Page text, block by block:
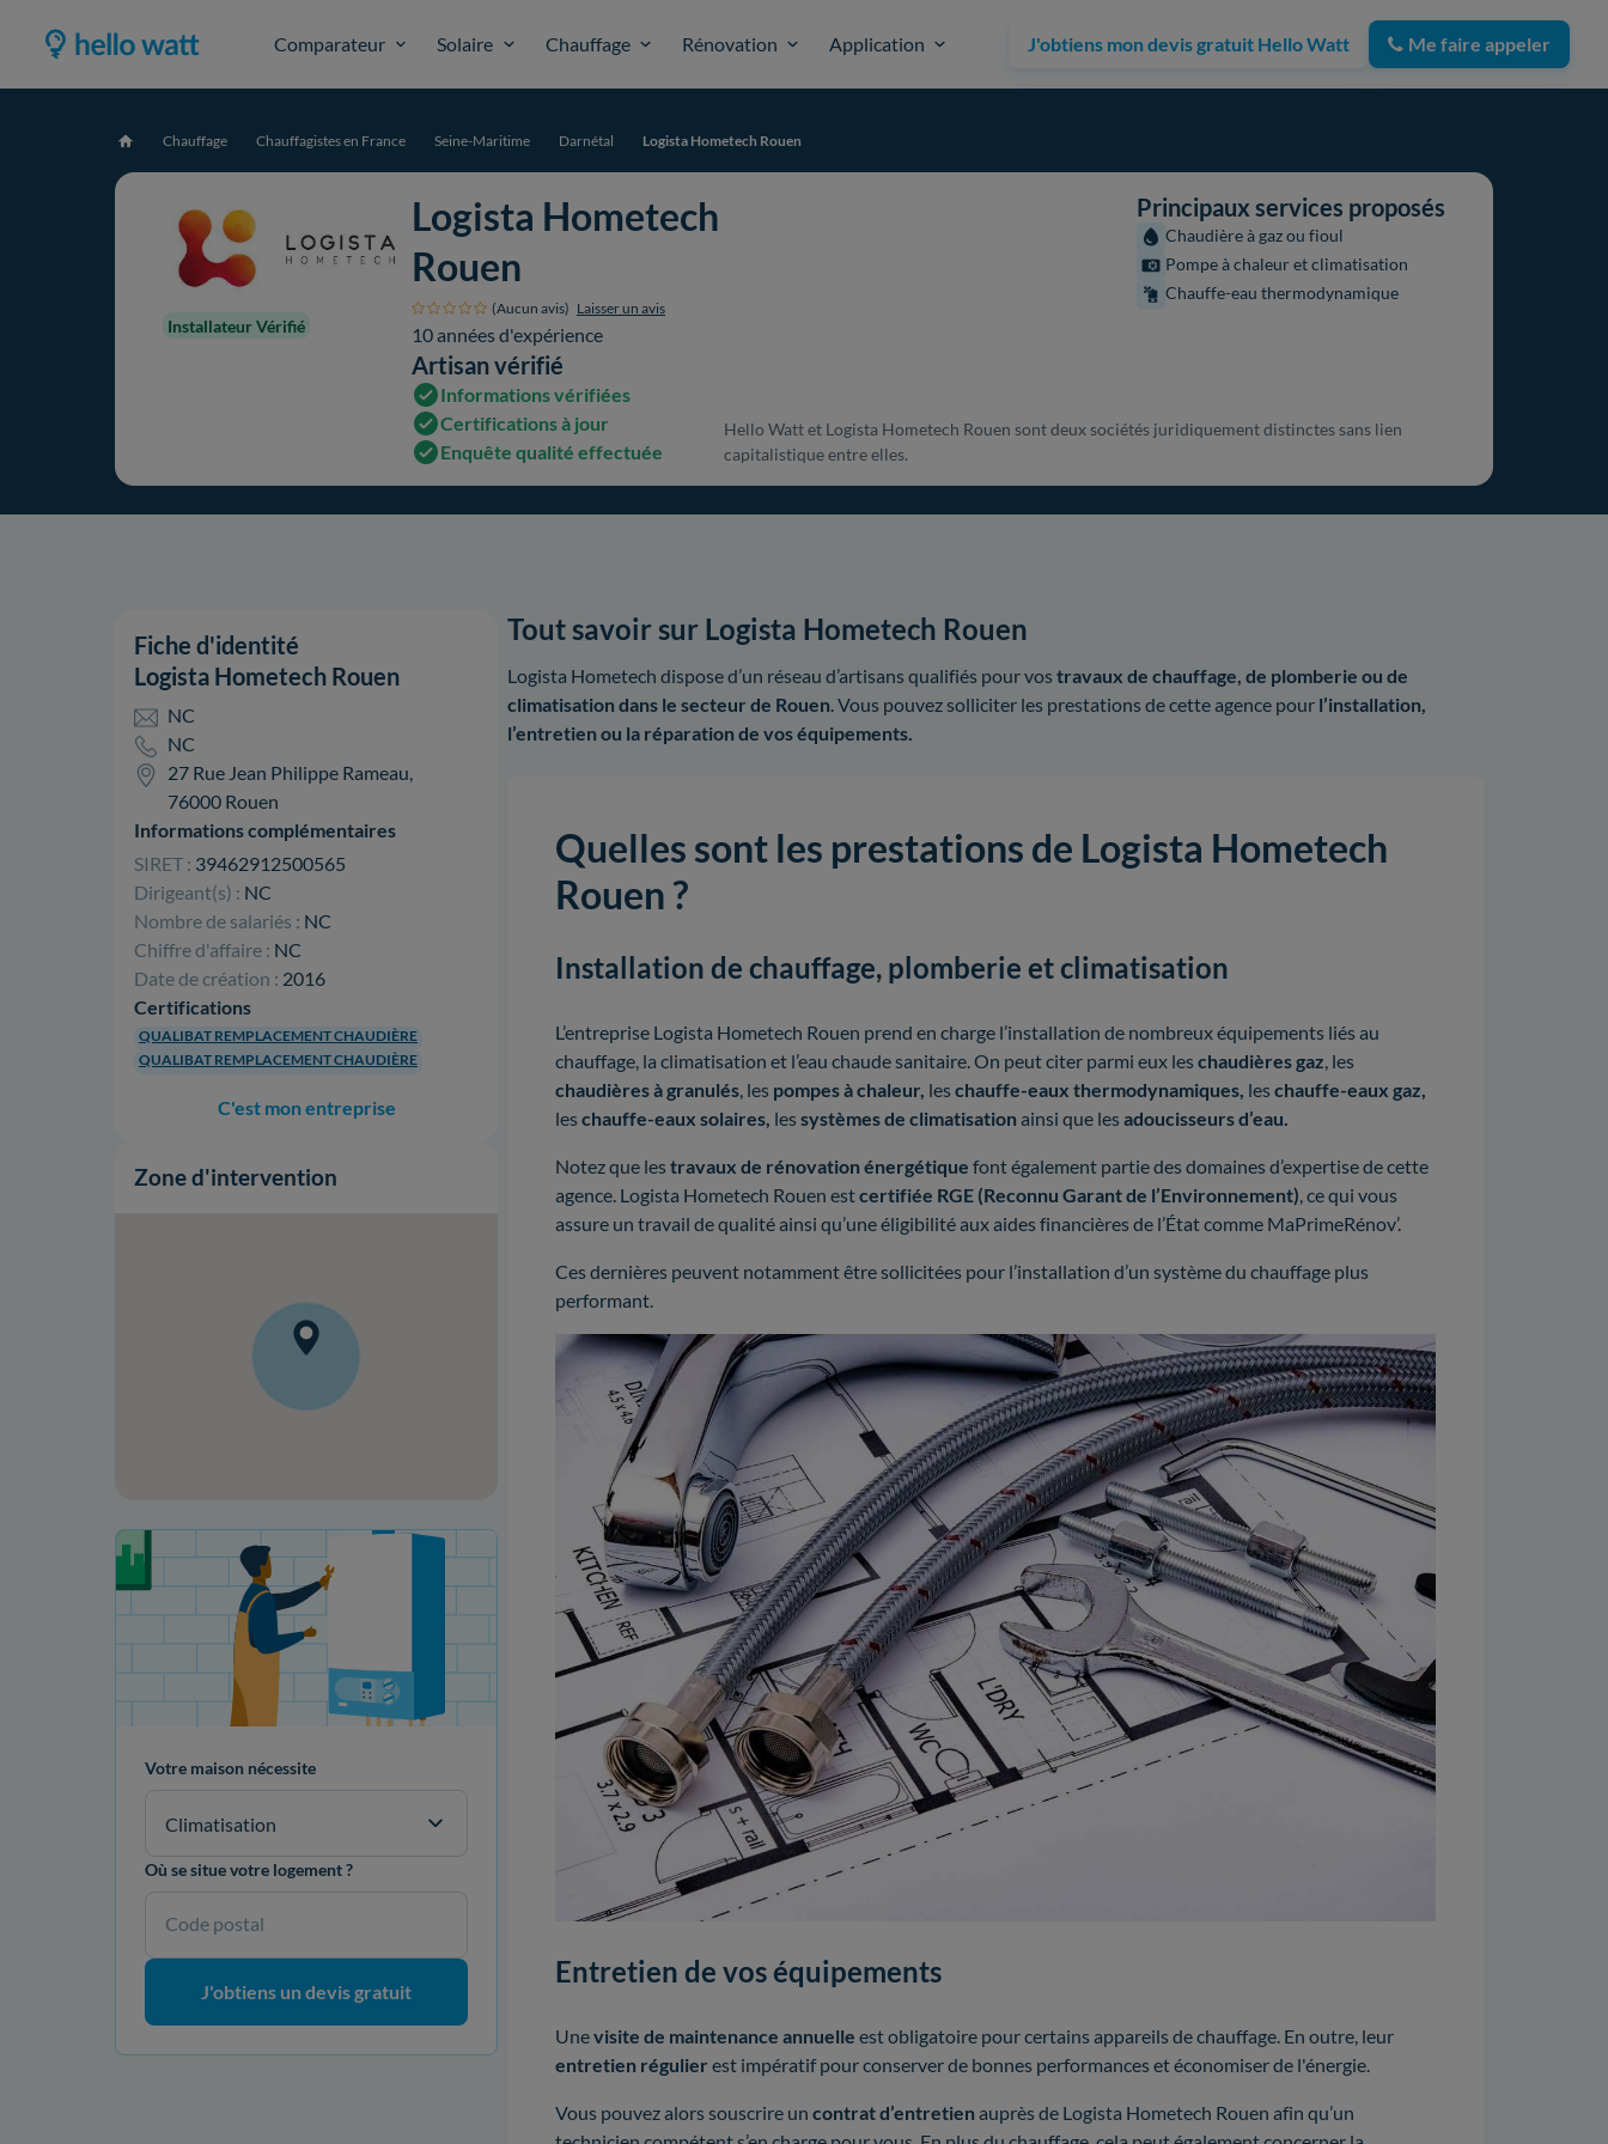
Comparateur Solaire Chauffage Rénovation Application J'obtiens mon devis gratuit Hello Watt Me faire appeler
Accueil Chauffage Chauffagistes en France Seine-Maritime Darnétal Logista Hometech Rouen
Installateur Vérifié
Logista Hometech
Rouen
(Aucun avis) Laisser un avis
10 années d'expérience
Artisan vérifié
Informations vérifiées
Certifications à jour
Enquête qualité effectuée
Principaux services proposés
Chaudière à gaz ou fioul
Pompe à chaleur et climatisation
Chauffe-eau thermodynamique
Hello Watt et Logista Hometech Rouen sont deux sociétés juridiquement distinctes sans lien
capitalistique entre elles.
Fiche d'identité
Logista Hometech Rouen
NC
NC
27 Rue Jean Philippe Rameau,
76000 Rouen
Informations complémentaires
SIRET : 39462912500565
Dirigeant(s) : NC
Nombre de salariés : NC
Chiffre d'affaire : NC
Date de création : 2016
Certifications
QUALIBAT REMPLACEMENT CHAUDIÈRE
QUALIBAT REMPLACEMENT CHAUDIÈRE
C'est mon entreprise
Zone d'intervention
Votre projet de rénovation
Votre maison nécessite
Climatisation
Où se situe votre logement ?
Code postal
J'obtiens un devis gratuit
Tout savoir sur Logista Hometech Rouen
Logista Hometech dispose d’un réseau d’artisans qualifiés pour vos travaux de chauffage, de plomberie ou de
climatisation dans le secteur de Rouen. Vous pouvez solliciter les prestations de cette agence pour l’installation,
l’entretien ou la réparation de vos équipements.
Quelles sont les prestations de Logista Hometech
Rouen ?
Installation de chauffage, plomberie et climatisation
L’entreprise Logista Hometech Rouen prend en charge l’installation de nombreux équipements liés au
chauffage, la climatisation et l’eau chaude sanitaire. On peut citer parmi eux leschaudières gaz, les
chaudières à granulés, les pompes à chaleur, leschauffe-eaux thermodynamiques, leschauffe-eaux gaz,
leschauffe-eaux solaires, lessystèmes de climatisationainsi que lesadoucisseurs d’eau.
Notez que lestravaux de rénovation énergétique font également partie des domaines d’expertise de cette
agence. Logista Hometech Rouen estcertifiée RGE (Reconnu Garant de l’Environnement), ce qui vous
assure un travail de qualité ainsi qu’une éligibilité aux aides financières de l’État comme MaPrimeRénov’.
Ces dernières peuvent notamment être sollicitées pour l’installation d’un système du chauffage plus
performant.
Entretien de vos équipements
Unevisite de maintenance annuelle est obligatoire pour certains appareils de chauffage. En outre, leur
entretien régulier est impératif pour conserver de bonnes performances et économiser de l'énergie.
Vous pouvez alors souscrire un contrat d’entretienauprès de Logista Hometech Rouen afin qu’un